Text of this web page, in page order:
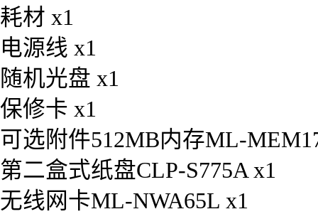
耗材 x1
电源线 x1
随机光盘 x1
保修卡 x1
可选附件512MB内存ML-
第二盒式纸盘CLP-S775A x1
无线网卡ML-NWA65L x1